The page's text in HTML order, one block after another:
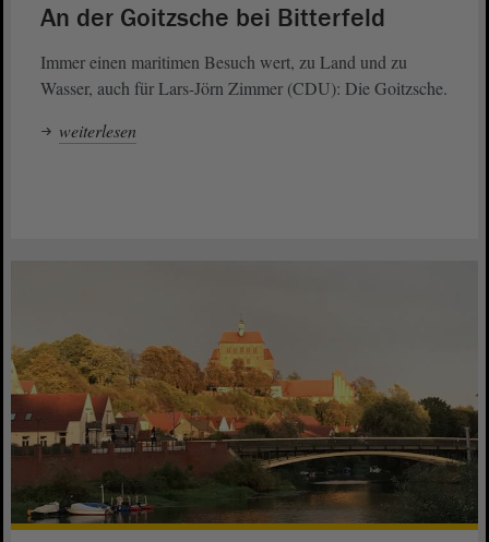
An der Goitzsche bei Bitterfeld
Immer einen maritimen Besuch wert, zu Land und zu
Wasser, auch für Lars-Jörn Zimmer (CDU): Die Goitzsche.
weiterlesen